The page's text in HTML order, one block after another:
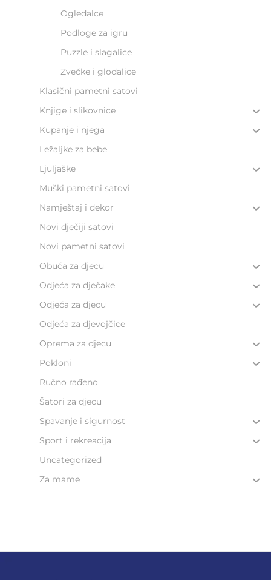
Ogledalce
Podloge za igru
Puzzle i slagalice
Zvečke i glodalice
Klasični pametni satovi
Knjige i slikovnice
Kupanje i njega
Ležaljke za bebe
Ljuljaške
Muški pametni satovi
Namještaj i dekor
Novi dječiji satovi
Novi pametni satovi
Obuća za djecu
Odjeća za dječake
Odjeća za djecu
Odjeća za djevojčice
Oprema za djecu
Pokloni
Ručno rađeno
Šatori za djecu
Spavanje i sigurnost
Sport i rekreacija
Uncategorized
Za mame